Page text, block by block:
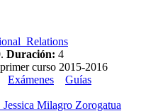
Relations
Duración: 4
curso 2015-2016
Exámenes
Guías
Milagro Zorogatua